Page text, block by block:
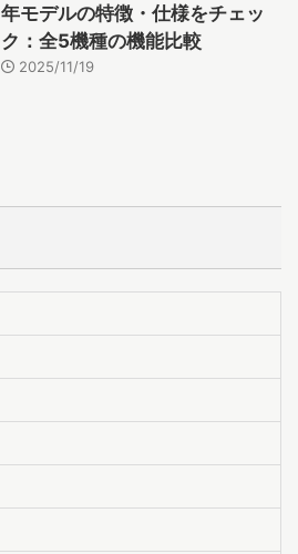
年モデルの特徴・仕様をチェッ
ク：全5機種の機能比較
2025/11/19